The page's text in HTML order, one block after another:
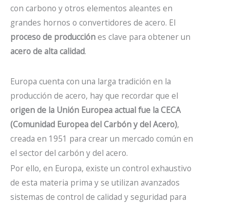
con carbono y otros elementos aleantes en
grandes hornos o convertidores de acero. El
proceso de producciónes clave para obtener un
acero de alta calidad.
Europa cuenta con una larga tradición en la
producción de acero, hay que recordar que el
origen de la Unión Europea actual fue la CECA
(Comunidad Europea del Carbón y del Acero),
creada en 1951 para crear un mercado común en
el sector del carbón y del acero.
Por ello, en Europa, existe un control exhaustivo
de esta materia prima y se utilizan avanzados
sistemas de control de calidad y seguridad para